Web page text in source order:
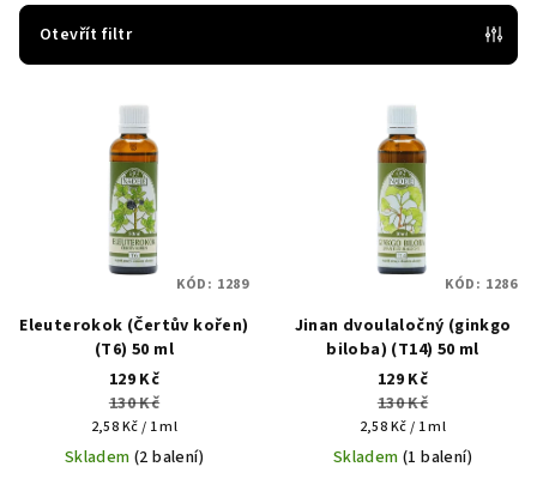
r
Otevřít filtr
o
Eleuterokok (Čertův kořen)
(T6) 50 ml
129 Kč
130 Kč
Měrná
cena:
2,58 Kč / 1 ml
Skladem(2 balení)
KÓD: 1289
Jinan dvoulaločný (ginkgo
biloba) (T14) 50 ml
129 Kč
130 Kč
Měrná
cena:
2,58 Kč / 1 ml
Skladem(1 balení)
KÓD: 1286